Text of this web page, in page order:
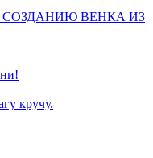
ВЕНКА ИЗ
кручу.